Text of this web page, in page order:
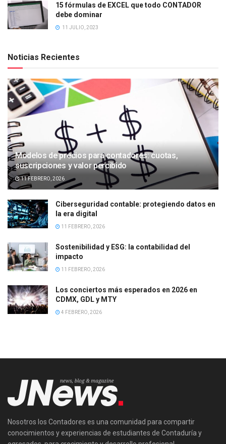
15 fórmulas de EXCEL que todo CONTADOR
debe dominar
11 JULIO, 2023
Noticias Recientes
Modelos de precios para contadores: cuotas,
suscripciones y valor percibido
11 FEBRERO, 2026
Ciberseguridad contable: protegiendo datos en
la era digital
11 FEBRERO, 2026
Sostenibilidad y ESG: la contabilidad del
impacto
11 FEBRERO, 2026
Los conciertos más esperados en 2026 en
CDMX, GDL y MTY
4 FEBRERO, 2026
Nosotros los Contadores es una comunidad para compartir
conocimientos y experiencias de estudiantes de Contaduría y